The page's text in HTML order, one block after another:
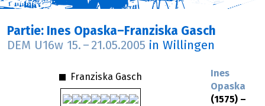
Partie: Ines Opaska–Franziska Gasch
DEM U16w 15. – 21.05.2005 in Willingen
Franziska Gasch
Ines
Opaska
(1575) –